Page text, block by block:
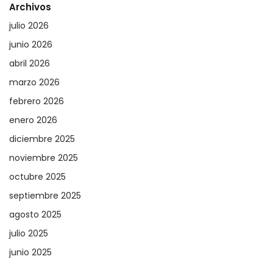
Archivos
julio 2026
junio 2026
abril 2026
marzo 2026
febrero 2026
enero 2026
diciembre 2025
noviembre 2025
octubre 2025
septiembre 2025
agosto 2025
julio 2025
junio 2025